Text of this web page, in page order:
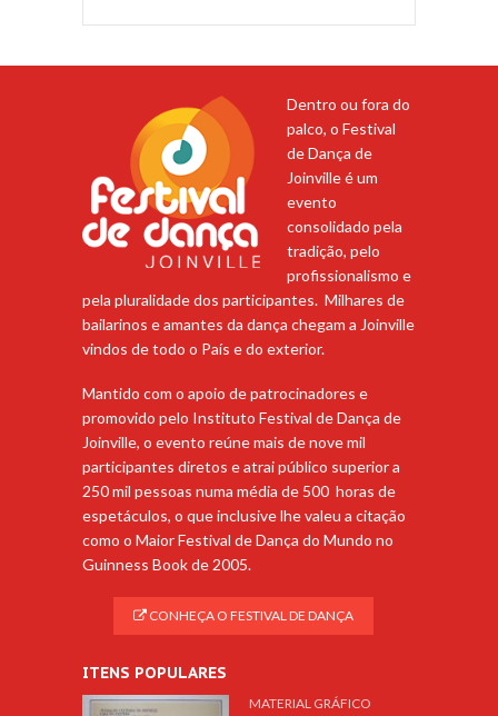
Dentro ou fora do
palco, o Festival
de Dança de
Joinville é um
evento
consolidado pela
tradição, pelo
profissionalismo e
pela pluralidade dos participantes. Milhares de
bailarinos e amantes da dança chegam a Joinville
vindos de todo o País e do exterior.
Mantido com o apoio de patrocinadores e
promovido pelo Instituto Festival de Dança de
Joinville, o evento reúne mais de nove mil
participantes diretos e atrai público superior a
250 mil pessoas numa média de 500 horas de
espetáculos, o que inclusive lhe valeu a citação
como o Maior Festival de Dança do Mundo no
Guinness Book de 2005.
CONHEÇA O FESTIVAL DE DANÇA
ITENS POPULARES
MATERIAL GRÁFICO